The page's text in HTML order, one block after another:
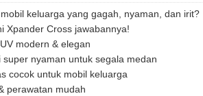
keluarga yang gagah, nyaman, dan irit?
Xpander Cross jawabannya!
modern & elegan
super nyaman untuk segala medan
cocok untuk mobil keluarga
perawatan mudah